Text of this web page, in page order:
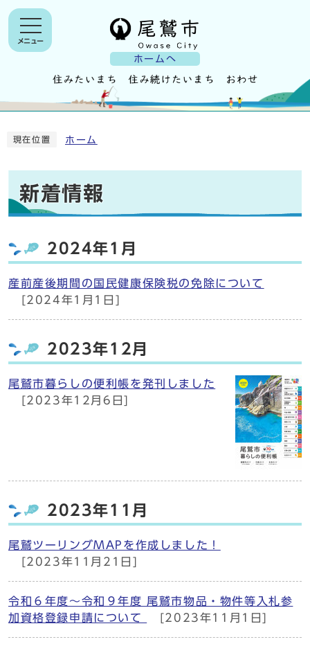
ホームへ
メニュー
現在位置 ホーム
新着情報
2024年1月
産前産後期間の国民健康保険税の免除について
[2024年1月1日]
2023年12月
尾鷲市暮らしの便利帳を発刊しました
[2023年12月6日]
2023年11月
尾鷲ツーリングMAPを作成しました！
[2023年11月21日]
令和６年度～令和９年度 尾鷲市物品・物件等入札参
加資格登録申請について
[2023年11月1日]